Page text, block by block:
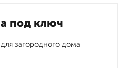
под ключ
загородного дома